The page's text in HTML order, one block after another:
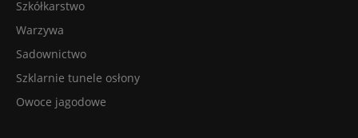
Szkółkarstwo
Warzywa
Sadownictwo
Szklarnie tunele osłony
Owoce jagodowe